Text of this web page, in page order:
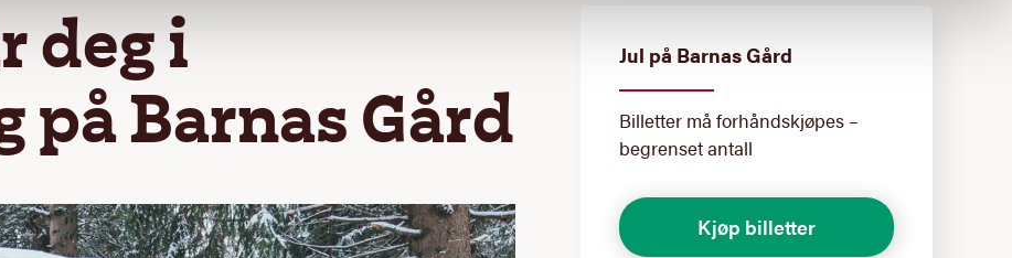
deg i
Barnas Gård
Jul på Barnas Gård
Billetter må forhåndskjøpes –
begrenset antall
Kjøp billetter